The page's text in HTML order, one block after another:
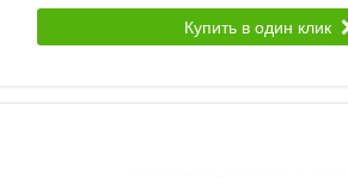
Купить в один клик